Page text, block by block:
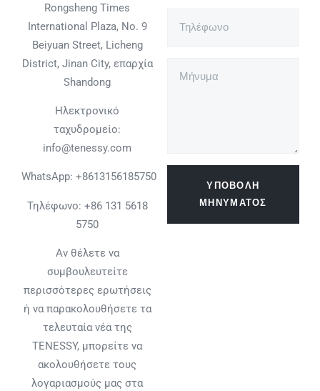
Rongsheng Times
International Plaza, No. 9
Beiyuan Street, Licheng
District, Jinan City, επαρχία
Shandong
Ηλεκτρονικό
ταχυδρομείο:
info@tenessy.com
WhatsApp: +8613156185750
Τηλέφωνο: +86 131 5618
5750
Αν θέλετε να
συμβουλευτείτε
περισσότερες ερωτήσεις
ή να παρακολουθήσετε τα
τελευταία νέα της
TENESSY, μπορείτε να
ακολουθήσετε τους
λογαριασμούς μας στα
ΥΠΟΒΟΛΉ
ΜΗΝΎΜΑΤΟΣ